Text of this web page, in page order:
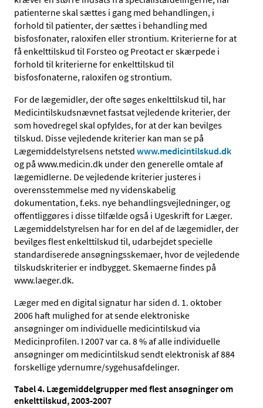
patienterne skal sættes i gang med behandlingen, i
forhold til patienter, der sættes i behandling med
bisfosfonater, raloxifen eller strontium. Kriterierne for at
få enkelttilskud til Forsteo og Preotact er skærpede i
forhold til kriterierne for enkelttilskud til
bisfosfonaterne, raloxifen og strontium.
For de lægemidler, der ofte søges enkelttilskud til, har
Medicintilskudsnævnet fastsat vejledende kriterier, der
som hovedregel skal opfyldes, for at der kan bevilges
tilskud. Disse vejledende kriterier kan man se på
Lægemiddelstyrelsens netsted www.medicintilskud.dk
og på www.medicin.dk under den generelle omtale af
lægemidlerne. De vejledende kriterier justeres i
overensstemmelse med ny videnskabelig
dokumentation, f.eks. nye behandlingsvejledninger, og
offentliggøres i disse tilfælde også i Ugeskrift for Læger.
Lægemiddelstyrelsen har for en del af de lægemidler, der
bevilges flest enkelttilskud til, udarbejdet specielle
standardiserede ansøgningsskemaer, hvor de vejledende
tilskudskriterier er indbygget. Skemaerne findes på
www.laeger.dk.
Læger med en digital signatur har siden d. 1. oktober
2006 haft mulighed for at sende elektroniske
ansøgninger om individuelle medicintilskud via
Medicinprofilen. I 2007 var ca. 8 % af alle individuelle
ansøgninger om medicintilskud sendt elektronisk af 884
forskellige ydernumre/sygehusafdelinger.
Tabel 4. Lægemiddelgrupper med flest ansøgninger om
enkelttilskud, 2003-2007